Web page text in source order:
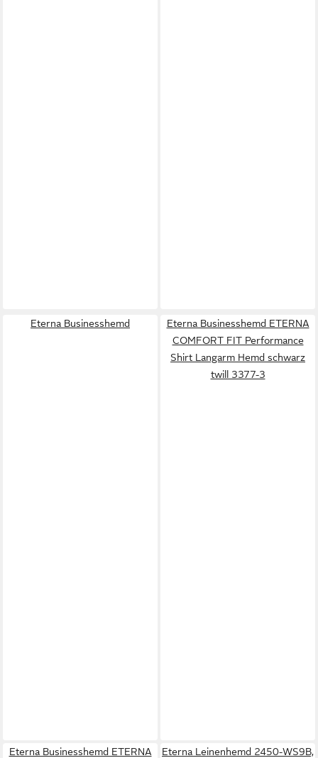
Eterna Businesshemd
Eterna Businesshemd ETERNA
COMFORT FIT Performance
Shirt Langarm Hemd schwarz
twill 3377-3
Eterna Businesshemd ETERNA Eterna Leinenhemd 2450-WS9B,